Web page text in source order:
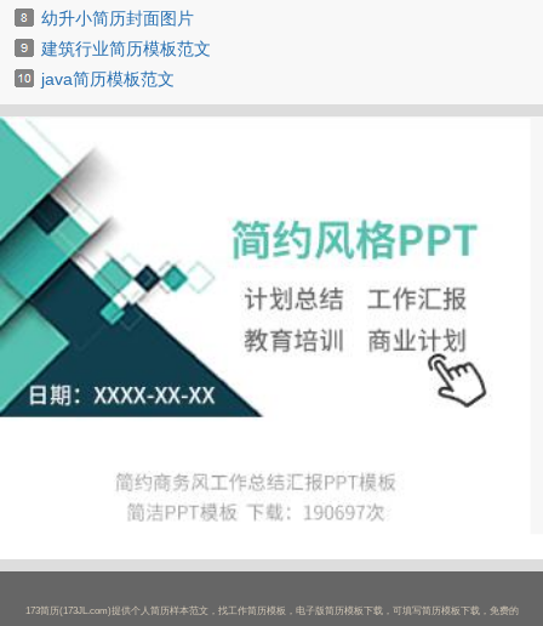
幼升小简历封面图片
建筑行业简历模板范文
java简历模板范文
173简历(173JL.com)提供个人简历样本范文，找工作简历模板，电子版简历模板下载，可填写简历模板下载，免费的